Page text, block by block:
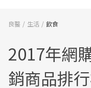
良醫 生活 飲食
2017年網
銷商品排